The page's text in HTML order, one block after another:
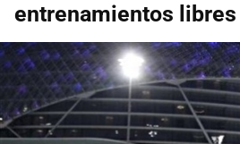
entrenamientos libres